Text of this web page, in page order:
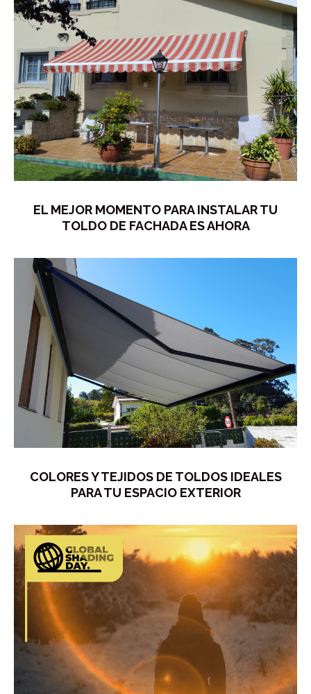
EL MEJOR MOMENTO PARA INSTALAR TU
TOLDO DE FACHADA ES AHORA
COLORES Y TEJIDOS DE TOLDOS IDEALES
PARA TU ESPACIO EXTERIOR